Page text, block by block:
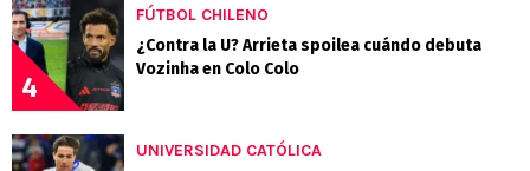
4
FÚTBOL CHILENO
¿Contra la U? Arrieta spoilea cuándo debuta
Vozinha en Colo Colo
UNIVERSIDAD CATÓLICA